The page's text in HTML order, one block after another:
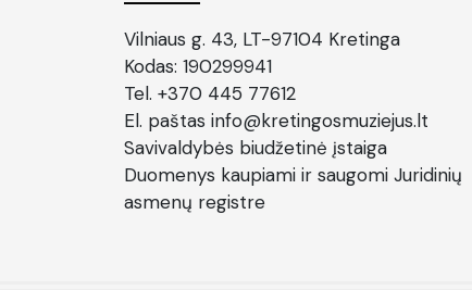
Vilniaus g. 43, LT-97104 Kretinga
Kodas: 190299941
Tel. +370 445 77612
El. paštas info@kretingosmuziejus.lt
Savivaldybės biudžetinė įstaiga
Duomenys kaupiami ir saugomi Juridinių
asmenų registre